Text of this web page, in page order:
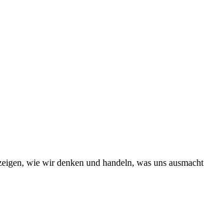
wie wir denken und handeln, was uns